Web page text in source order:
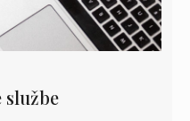
službe